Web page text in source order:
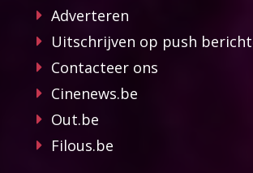
Adverteren
Uitschrijven op push
Contacteer ons
Cinenews.be
Out.be
Filous.be